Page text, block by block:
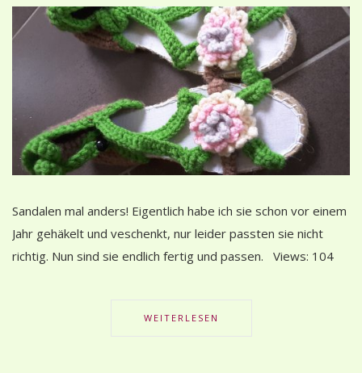
Sandalen mal anders! Eigentlich habe ich sie schon vor einem
Jahr gehäkelt und veschenkt, nur leider passten sie nicht
richtig. Nun sind sie endlich fertig und passen. Views: 104
WEITERLESEN